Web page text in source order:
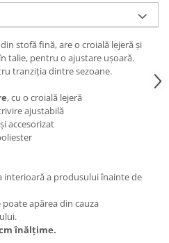
stofă fină, are o croială lejeră și
talie, pentru o ajustare ușoară.
tranziția dintre sezoane.
, cu o croială lejeră
ajustabilă
accesorizat
interioară a produsului înainte de
apărea din cauza
înălțime.